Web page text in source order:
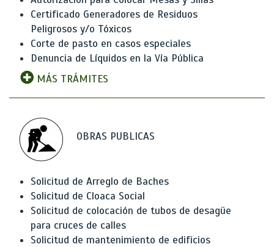
Certificado Generadores de Residuos
Peligrosos y/o Tóxicos
Corte de pasto en casos especiales
Denuncia de Líquidos en la Vía Pública
MÁS TRÁMITES
OBRAS PUBLICAS
Solicitud de Arreglo de Baches
Solicitud de Cloaca Social
Solicitud de colocación de tubos de desagüe
para cruces de calles
Solicitud de mantenimiento de edificios